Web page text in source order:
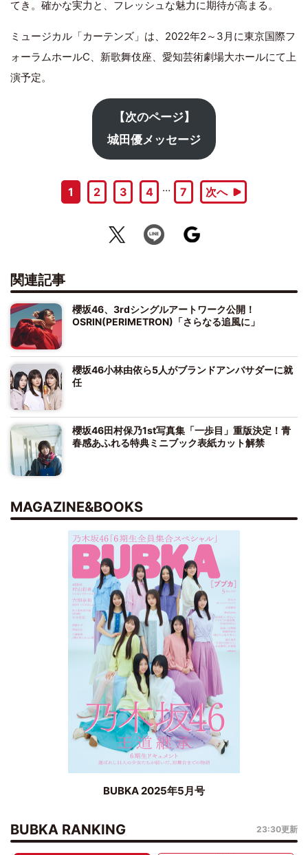
てき。確かな実力と、フレッシュな魅力に期待が高まる。
ミュージカル「カーテンズ」は、2022年2～3月に東京国際フ
ォーラムホールC、新歌舞伎座、愛知芸術劇場大ホールにて上
演予定。
【次のページ】
城田優メッセージ
1 2 3 4 … 7 次へ
関連記事
櫻坂46、3rdシングルアートワーク公開！
OSRIN(PERIMETRON)「さらなる追風に」
櫻坂46小林由依ら5人がブランドアンバサダーに就
任
櫻坂46田村保乃1st写真集「一歩目」重版決定！青
春感あふれる特典ミニブック表紙カット解禁
MAGAZINE&BOOKS
BUBKA 2025年5月号
BUBKA RANKING 23:30更新